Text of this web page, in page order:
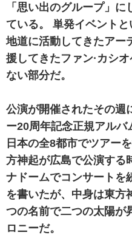
「思い出のグループ」
ている。 単発イベント
地道に活動してきたアー
援してきたファン·カシ
ない部分だ。
公演が開催されたその週
ー20周年記念正規アルバ
日本の全8都市でツアー
方神起が広島で公演する
ナドームでコンサートを
を書いたが、中身は東方
つの名前で二つの太陽が
ロニーだ。